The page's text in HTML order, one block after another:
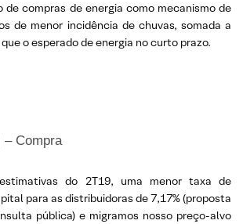
de compras de energia como mecanismo de
de menor incidência de chuvas, somada a
o esperado de energia no curto prazo.
– Compra
do 2T19, uma menor taxa de
para as distribuidoras de 7,17% (proposta
pública) e migramos nosso preço-alvo